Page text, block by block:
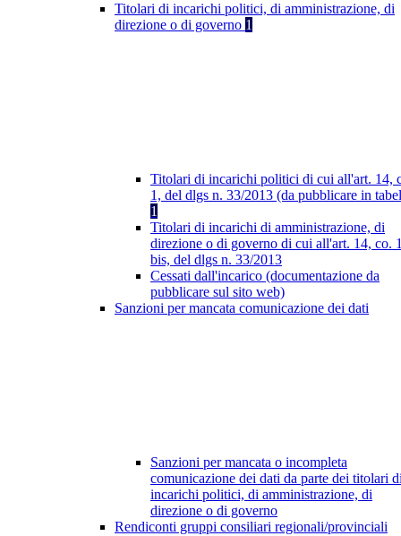
Titolari di incarichi politici, di amministrazione, di
direzione o di governo 1
Titolari di incarichi politici di cui all'art. 14,
1, del dlgs n. 33/2013 (da pubblicare in
1
Titolari di incarichi di amministrazione, di
direzione o di governo di cui all'art. 14, co.
bis, del dlgs n. 33/2013
Cessati dall'incarico (documentazione da
pubblicare sul sito web)
Sanzioni per mancata comunicazione dei dati
Sanzioni per mancata o incompleta
comunicazione dei dati da parte dei titolari
incarichi politici, di amministrazione, di
direzione o di governo
Rendiconti gruppi consiliari regionali/provinciali